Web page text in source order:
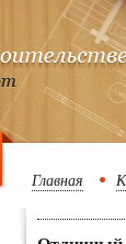
Главная